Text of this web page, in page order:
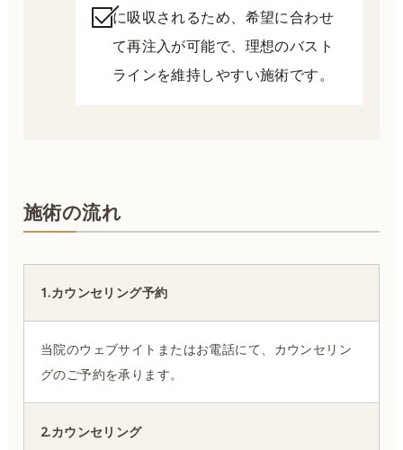
に吸収されるため、希望に合わせ
て再注入が可能で、理想のバスト
ラインを維持しやすい施術です。
施術の流れ
1.カウンセリング予約
当院のウェブサイトまたはお電話にて、カウンセリン
グのご予約を承ります。
2.カウンセリング